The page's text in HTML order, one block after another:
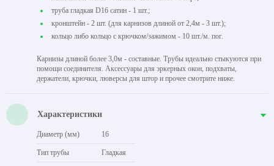
труба гладкая D16 сатин - 1 шт.;
кронштейн - 2 шт. (для карнизов длиной от 2,4м - 3 шт.);
кольцо либо кольцо с крючком/зажимом - 10 шт./м. пог.
Карнизы длиной более 3,0м - составные. Трубы идеально стыкуются при
помощи соединителя. Аксессуары для эркерных окон, подхваты,
держатели, крючки, люверсы для штор и прочее смотрите ниже.
Характеристики
Диаметр (мм) 16
Тип трубы Гладкая